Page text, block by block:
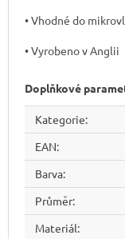
• Vhodné do
• Vyrobeno v Anglii
Doplňkové
Kategorie:
EAN:
Barva:
Průměr:
Materiál: